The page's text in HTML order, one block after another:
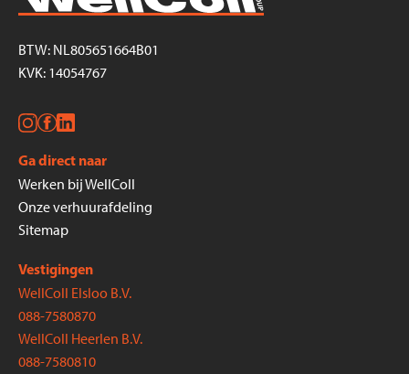
BTW: NL805651664B01
KVK: 14054767
Vestigingen
WellColl Elsloo B.V.
088-7580870
WellColl Heerlen B.V.
088-7580810
Ga direct naar
Werken bij WellColl
Onze verhuurafdeling
Sitemap